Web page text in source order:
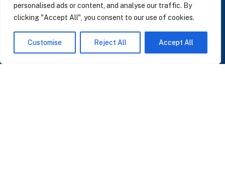
personalised ads or content, and analyse our traffic. By
clicking "Accept All", you consent to our use of cookies.
Customise Reject All Accept All
SUSCRÍBASE A NUESTRAS NOTICIAS
Perspectivas sobre IA, datos y CRM. Sin spam, solo lo que importa.